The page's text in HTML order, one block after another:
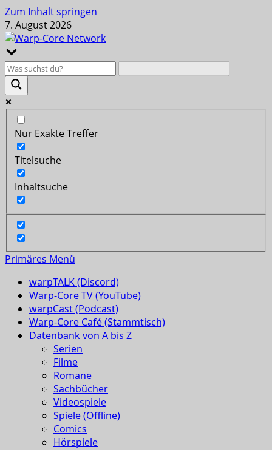
Zum Inhalt springen
7. August 2026
Nur Exakte Treffer
Titelsuche
Inhaltsuche
Primäres Menü
warpTALK (Discord)
Warp-Core TV (YouTube)
warpCast (Podcast)
Warp-Core Café (Stammtisch)
Datenbank von A bis Z
Serien
Filme
Romane
Sachbücher
Videospiele
Spiele (Offline)
Comics
Hörspiele